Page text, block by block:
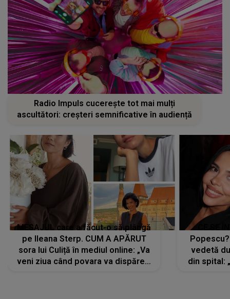
Radio Impuls cucerește tot mai mulți
ascultători: creșteri semnificative în audiență
MESAJUL care a făcut-o să plângă
pe Ileana Sterp. CUM A APĂRUT
sora lui Culiță în mediul online: „Va
veni ziua când povara va dispărea,
vedetă
din spital: